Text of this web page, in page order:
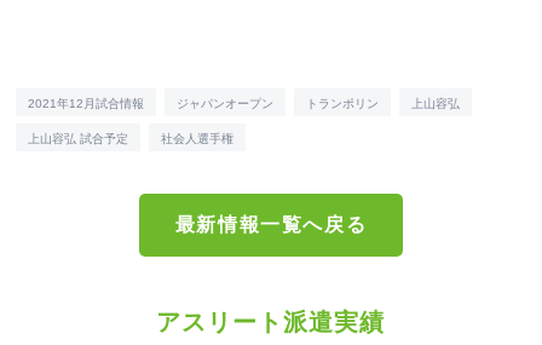
2021年12月試合情報 ジャパンオープン トランポリン 上山容弘
上山容弘 試合予定 社会人選手権
最新情報一覧へ戻る
アスリート派遣実績